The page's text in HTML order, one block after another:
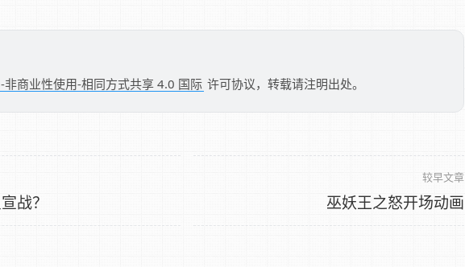
非商业性使用-相同方式共享 4.0 国际 许可协议，转载请注明出处。
战？
较早文章
巫妖王之怒开场动画